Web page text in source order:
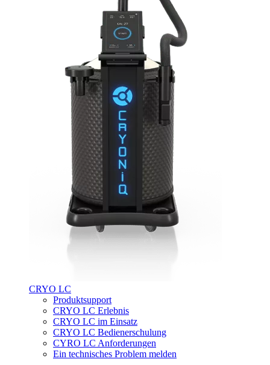
CRYO LC
Produktsupport
CRYO LC Erlebnis
CRYO LC im Einsatz
CRYO LC Bedienerschulung
CYRO LC Anforderungen
Ein technisches Problem melden